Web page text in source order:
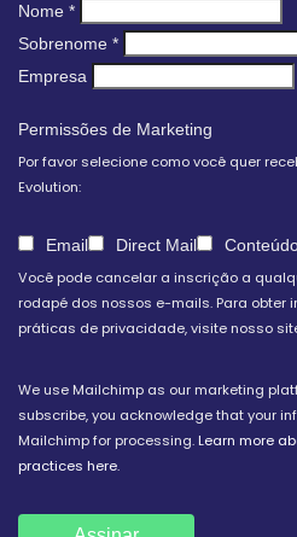
Nome *
Sobrenome *
Empresa
Permissões de Marketing
Por favor selecione como você quer
Evolution:
Email Direct Mail
Você pode cancelar a inscrição a
rodapé dos nossos e-mails. Para obter
práticas de privacidade, visite nosso
We use Mailchimp as our marketing
subscribe, you acknowledge that your
Mailchimp for processing.Learn more
practices here.